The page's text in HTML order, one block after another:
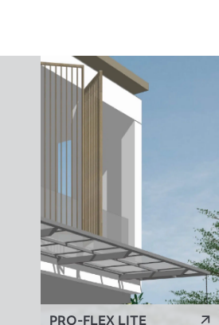
PRO-FLEX LITE